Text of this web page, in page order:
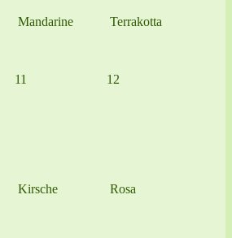
Mandarine Terrakotta
11
Kirsche
12
Rosa